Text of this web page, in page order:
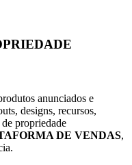
anunciados e
designs, recursos,
de propriedade
DE VENDAS,